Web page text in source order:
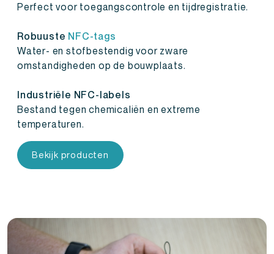
Perfect voor toegangscontrole en tijdregistratie.
Robuuste NFC-tags
Water- en stofbestendig voor zware
omstandigheden op de bouwplaats.
Industriële NFC-labels
Bestand tegen chemicaliën en extreme
temperaturen.
Bekijk producten